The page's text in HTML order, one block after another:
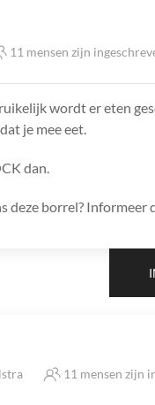
11 mensen zijn
wordt er eten
je mee eet.
dan.
borrel? Informeer
11 mensen zijn